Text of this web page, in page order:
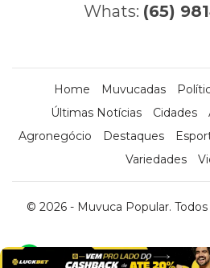
Whats: (65)
Home Muvucadas
Últimas Notícias
Cidades
Agronegócio
Destaques
Variedades
© 2026 - Muvuca Popular.